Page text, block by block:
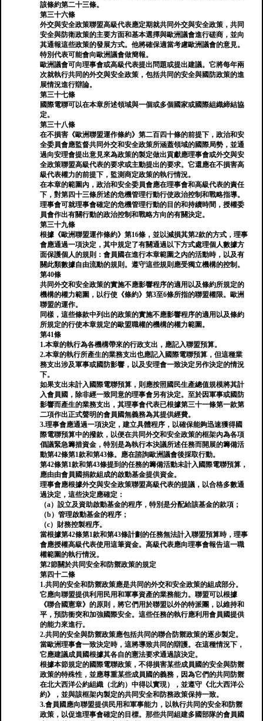
該條約第二十三條。
第三十六條
外交與安全政策聯盟高級代表應定期就共同外交與安全政策，共同
安全與防衛政策的主要方面和基本選擇與歐洲議會進行磋商，並向
其通報這些政策的發展方式。他將確保適當考慮歐洲議會的意見。
特別代表可能會向歐洲議會做簡報。
歐洲議會可向理事會或高級代表提出問題或提出建議。它將每年兩
次就執行共同的外交與安全政策，包括共同的安全與國防政策的進
展情況進行辯論。
第三十七條
國際電聯可以在本章所述領域與一個或多個國家或國際組織締結協
定。
第三十八條
在不損害《歐洲聯盟運作條約》第二百四十條的前提下，政治和安
全委員會應監督共同外交和安全政策所涵蓋領域的國際局勢，並通
過向安理會提出意見來為政策的製定做出貢獻應理事會或外交與安
全政策聯盟高級代表的要求或主動提出的要求。它還應在不損害高
級代表權力的前提下，監測商定政策的執行情況。
在本章的範圍內，政治和安全委員會應在理事會和高級代表的責任
下，對第四十三條所述的危機管理行動行使政治控制和戰略指導。
理事會可就理事會確定的危機管理行動的目的和持續時間，授權委
員會作出有關行動的政治控制和戰略方向的有關決定。
第三十九條
根據《歐洲聯盟運作條約》第16條，並以減損其第2款的方式，理事
會應通過一項決定，其中規定了有關通過以下方式處理個人數據方
面保護個人的規則：會員國在進行本章範圍之內的活動時，以及有
關此類數據自由流動的規則。遵守這些規則應受獨立機構的控制。
第40條
共同外交和安全政策的實施不應影響程序的適用以及條約所規定的
機構的權力範圍，以行使《條約》第3至6條所指的聯盟權限。歐洲
聯盟的運作。
同樣，這些條款中列出的政策的實施不應影響程序的適用以及條約
所規定的行使本章規定的歐盟職權的機構的權力範圍。
第41條
1.本章的執行為各機構帶來的行政支出，應記入聯盟預算。
2.本章的執行所產生的業務支出也應記入國際電聯預算，但這種業
務支出涉及軍事或國防影響，以及安理會一致決定另作決定的情況
下。
如果支出未計入國際電聯預算，則應按照國民生產總值規模將其計
入會員國，除非經一致同意的理事會另有決定。至於因軍事或國防
影響而產生的業務支出，其理事會代表已根據第三十一條第一款第
二項作出正式聲明的會員國無義務為其提供經費。
3.理事會應通過一項決定，建立具體程序，以確保能夠迅速獲得國
際電聯預算中的撥款，以便在共同外交和安全政策的框架內為各項
倡議緊急籌措資金，特別是為執行本決議所述任務而開展的籌備活
動第42條第1款和第43條。應在諮詢歐洲議會後採取行動。
第42條第1款和第43條提到的任務的籌備活動未計入國際電聯預算，
應由由會員國捐款組成的啟動基金提供資金。
理事會應根據外交與安全政策聯盟高級代表的提議，以合格多數通
過決定，這些決定應確定：
（a）設立及資助啟動基金的程序，特別是分配給該基金的款項；
（b）管理啟動基金的程序；
（c）財務控製程序。
當根據第42條第1款和第43條計劃的任務無法計入聯盟預算時，理事
會應授權高級代表使用這筆資金。高級代表應向理事會報告這一職
權範圍的執行情況。
第2節關於共同安全和防禦政策的規定
第四十二條
1.共同的安全和防禦政策應是共同的外交和安全政策的組成部分。
它應向聯盟提供利用民用和軍事資產的業務能力。聯盟可以根據
《聯合國憲章》的原則，將它們用於聯盟以外的特派團，以維持和
平，預防衝突和加強國際安全。這些任務的執行應利用會員國提供
的能力來進行。
2.共同的安全與防禦政策應包括共同的聯合防禦政策的逐步製定。
當歐洲理事會一致決定時，這將導致共同的辯護。在這種情況下，
它應建議成員國根據其各自的憲法要求通過該決定。
根據本節規定的國際電聯政策，不得損害某些成員國的安全與防禦
政策的特殊性，並應尊重某些成員國的義務，因為它們的共同防禦
在北大西洋公約組織（北約）中得以實現），並遵守《北大西洋公
約》，並與該框架內製定的共同安全和防務政策保持一致。
3.會員國應向聯盟提供民用和軍事能力，以執行共同的安全和防禦
政策，以促進理事會確定的目標。那些共同組建多國部隊的會員國